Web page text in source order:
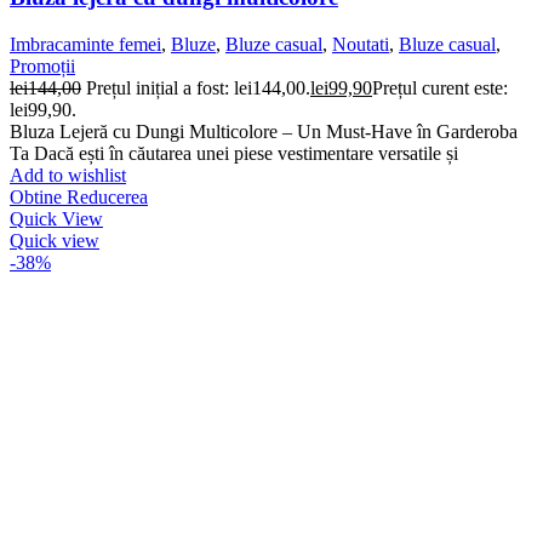
Imbracaminte femei, Bluze, Bluze casual, Noutati, Bluze casual,
Promoții
lei144,00 Prețul inițial a fost: lei144,00.lei99,90Prețul curent este:
lei99,90.
Bluza Lejeră cu Dungi Multicolore – Un Must-Have în Garderoba
Ta Dacă ești în căutarea unei piese vestimentare versatile și
Add to wishlist
Obtine Reducerea
Quick View
Quick view
-38%